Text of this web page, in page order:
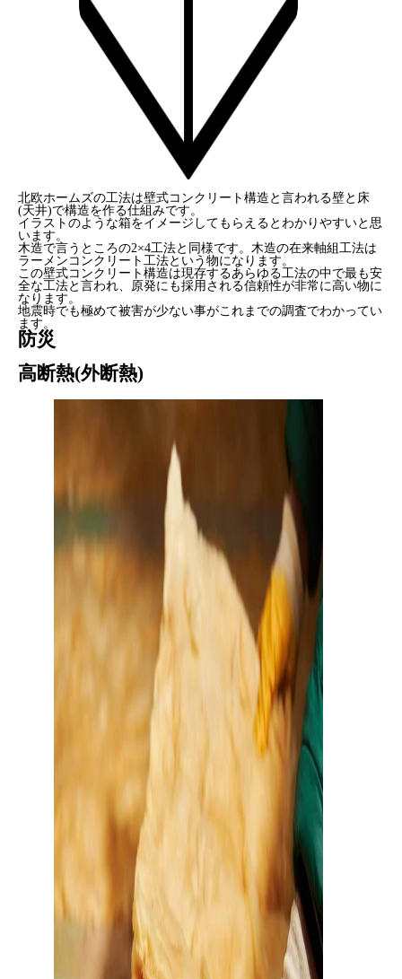
北欧ホームズの工法は壁式コンクリート構造と言われる壁と床
(天井)で構造を作る仕組みです。
イラストのような箱をイメージしてもらえるとわかりやすいと思
います。
木造で言うところの2×4工法と同様です。木造の在来軸組工法は
ラーメンコンクリート工法という物になります。
この壁式コンクリート構造は現存するあらゆる工法の中で最も安
全な工法と言われ、原発にも採用される信頼性が非常に高い物に
なります。
地震時でも極めて被害が少ない事がこれまでの調査でわかってい
ます。
防災
高断熱(外断熱)